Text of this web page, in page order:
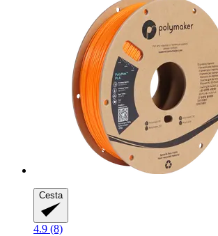
Cesta
4.9 (8)